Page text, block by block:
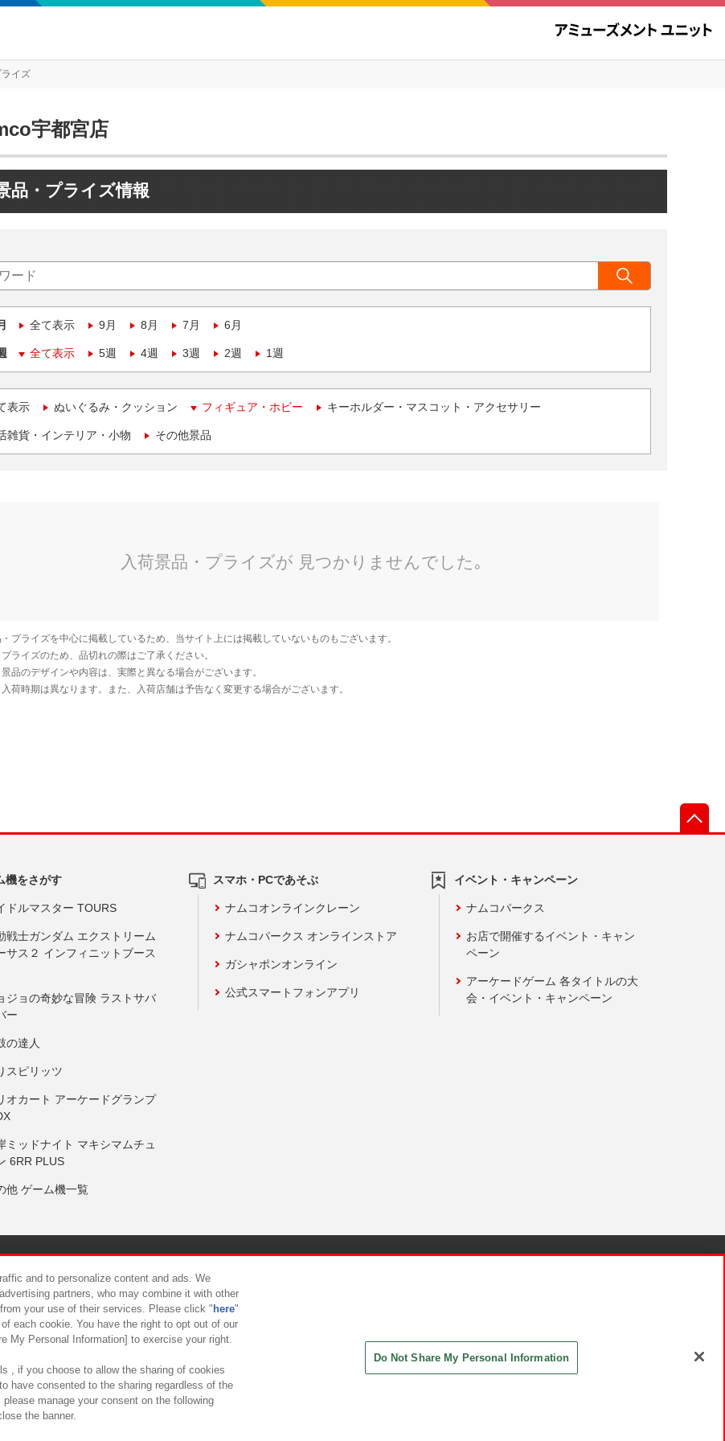
ライズ
宇都宮店
品・プライズ情報
全て表示 9月 8月 7月 6月
全て表示 5週 4週 3週 2週 1週
表示 ぬいぐるみ・クッション フィギュア・ホビー キーホルダー・マスコット・アクセサリー
雑貨・インテリア・小物 その他景品
機をさがす
ドルマスター TOURS
戦士ガンダム エクストリーム
サス２ インフィニットブース
ジョの奇妙な冒険 ラストサバ
ー
の達人
スピリッツ
オカート アーケードグランプ
ミッドナイト マキシマムチュ
6RR PLUS
他 ゲーム機一覧
スマホ・PCであそぶ
ナムコオンラインクレーン
ナムコパークス オンラインストア
ガシャポンオンライン
公式スマートフォンアプリ
イベント・キャンペーン
ナムコパークス
お店で開催するイベント・キャン
ペーン
アーケードゲーム 各タイトルの大
会・イベント・キャンペーン
供について カスタマーハラスメント対応方針
and to personalize content and ads. We
partners, who may combine it with other
your use of their services. Please click " here"
each cookie. You have the right to opt out of our
My Personal Information] to exercise your right.
, if you choose to allow the sharing of cookies
have consented to the sharing regardless of the
manage your consent on the following
the banner.
Do Not Share My Personal Information